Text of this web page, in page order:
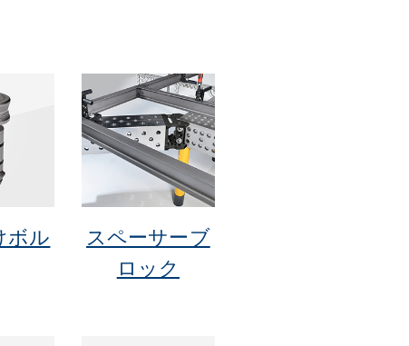
ボル
スペーサーブ
ロック